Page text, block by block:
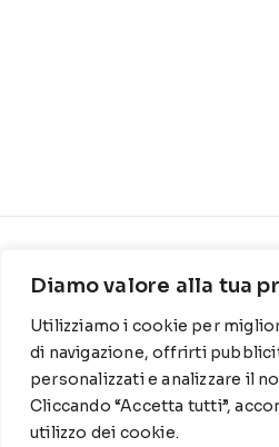
Diamo valore alla tua
Utilizziamo i cookie per
di navigazione, offrirti
personalizzati e analizzare il
Cliccando “Accetta tutti”,
utilizzo dei cookie.
1316 - 70044 Polignano a
mare
T
WZ: 329 6510725